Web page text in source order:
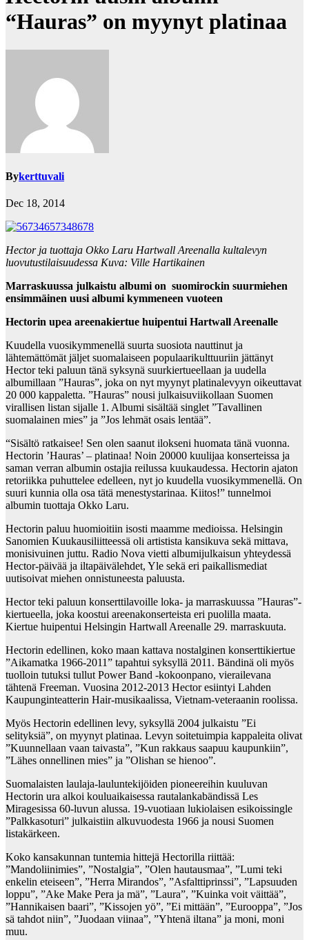
“Hauras” on myynyt platinaa
Bykerttuvali
Dec 18, 2014
Hector ja tuottaja Okko Laru Hartwall Areenalla kultalevyn
luovutustilaisuudessa Kuva: Ville Hartikainen
Marraskuussa julkaistu albumi on suomirockin suurmiehen
ensimmäinen uusi albumi kymmeneen vuoteen
Hectorin upea areenakiertue huipentui Hartwall Areenalle
Kuudella vuosikymmenellä suurta suosiota nauttinut ja
lähtemättömät jäljet suomalaiseen populaarikulttuuriin jättänyt
Hector teki paluun tänä syksynä suurkiertueellaan ja uudella
albumillaan ”Hauras”, joka on nyt myynyt platinalevyyn oikeuttavat
20 000 kappaletta. ”Hauras” nousi julkaisuviikollaan Suomen
virallisen listan sijalle 1. Albumi sisältää singlet ”Tavallinen
suomalainen mies” ja ”Jos lehmät osais lentää”.
“Sisältö ratkaisee! Sen olen saanut ilokseni huomata tänä vuonna.
Hectorin ’Hauras’ – platinaa! Noin 20000 kuulijaa konserteissa ja
saman verran albumin ostajia reilussa kuukaudessa. Hectorin ajaton
retoriikka puhuttelee edelleen, nyt jo kuudella vuosikymmenellä. On
suuri kunnia olla osa tätä menestystarinaa. Kiitos!” tunnelmoi
albumin tuottaja Okko Laru.
Hectorin paluu huomioitiin isosti maamme medioissa. Helsingin
Sanomien Kuukausiliitteessä oli artistista kansikuva sekä mittava,
monisivuinen juttu. Radio Nova vietti albumijulkaisun yhteydessä
Hector-päivää ja iltapäivälehdet, Yle sekä eri paikallismediat
uutisoivat miehen onnistuneesta paluusta.
Hector teki paluun konserttilavoille loka- ja marraskuussa ”Hauras”-
kiertueella, joka koostui areenakonserteista eri puolilla maata.
Kiertue huipentui Helsingin Hartwall Areenalle 29. marraskuuta.
Hectorin edellinen, koko maan kattava nostalginen konserttikiertue
”Aikamatka 1966-2011” tapahtui syksyllä 2011. Bändinä oli myös
tuolloin tutuksi tullut Power Band -kokoonpano, vierailevana
tähtenä Freeman. Vuosina 2012-2013 Hector esiintyi Lahden
Kaupunginteatterin Hair-musikaalissa, Vietnam-veteraanin roolissa.
Myös Hectorin edellinen levy, syksyllä 2004 julkaistu ”Ei
selityksiä”, on myynyt platinaa. Levyn soitetuimpia kappaleita olivat
”Kuunnellaan vaan taivasta”, ”Kun rakkaus saapuu kaupunkiin”,
”Lähes onnellinen mies” ja ”Olishan se hienoo”.
Suomalaisten laulaja-lauluntekijöiden pioneereihin kuuluvan
Hectorin ura alkoi kouluaikaisessa rautalankabändissä Les
Miragesissa 60-luvun alussa. 19-vuotiaan lukiolaisen esikoissingle
”Palkkasoturi” julkaistiin alkuvuodesta 1966 ja nousi Suomen
listakärkeen.
Koko kansakunnan tuntemia hittejä Hectorilla riittää:
”Mandoliinimies”, ”Nostalgia”, ”Olen hautausmaa”, ”Lumi teki
enkelin eteiseen”, ”Herra Mirandos”, ”Asfalttiprinssi”, ”Lapsuuden
loppu”, ”Ake Make Pera ja mä”, ”Laura”, ”Kuinka voit väittää”,
”Hannikaisen baari”, ”Kissojen yö”, ”Ei mittään”, ”Eurooppa”, ”Jos
sä tahdot niin”, ”Juodaan viinaa”, ”Yhtenä iltana” ja moni, moni
muu.